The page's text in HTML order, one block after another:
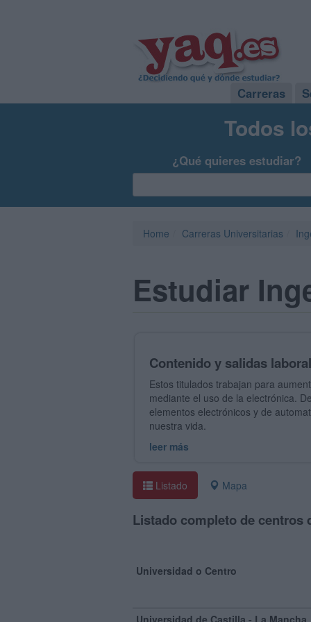
Carreras
Todos
¿Qué quieres estudiar?
Home Carreras Universitarias
Estudiar
Contenido y salidas
Estos titulados trabajan para
mediante el uso de la electrónica.
elementos electrónicos y de
nuestra vida.
leer más
Listado Mapa
Listado completo de centros
Universidad o Centro
Universidad de Castilla - La Mancha